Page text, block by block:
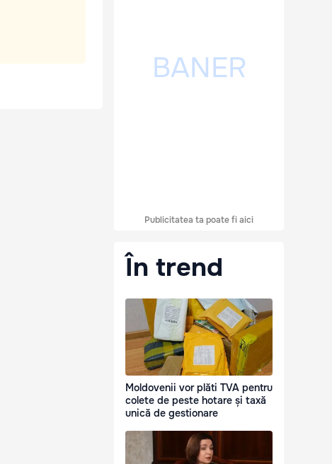
Publicitatea ta poate fi aici
În trend
Moldovenii vor plăti TVA pentru
colete de peste hotare și taxă
unică de gestionare